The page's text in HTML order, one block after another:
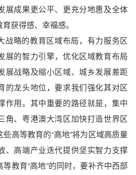
展成果更公平、更充分地惠及全体
获得感、幸福感。
战略的教育区域布局，有力服务区
展的智力引擎，优化区域教育布局
展战略及缩小区域、城乡发展差距
的龙头地位，要求我们强化其对区
作用。其中重要的路径就是，集中
角、粤港澳大湾区加快打造世界区
高等教育的“高地”将为区域高质量
、高端产业迭代提供坚实智力支撑
教育“高地”的同时，要补齐中西部